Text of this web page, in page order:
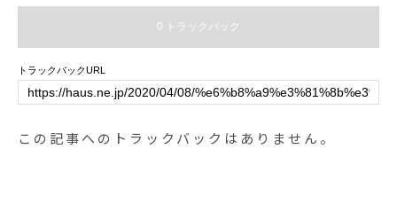
らぬところがたくさんあるとは思
いますが、これからも何卒、宜し
anniversary #HÅUS#hausmatsue
シーイー#robicair #outdoor#militar
y #haus #haus_matsue #hausmats
0 トラックバック
トラックバックURL
この記事へのトラックバックはありません。